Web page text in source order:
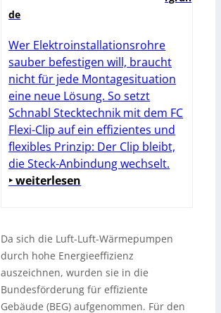
de
Wer Elektroinstallationsrohre
sauber befestigen will, braucht
nicht für jede Montagesituation
eine neue Lösung. So setzt
Schnabl Stecktechnik mit dem FC
Flexi-Clip auf ein effizientes und
flexibles Prinzip: Der Clip bleibt,
die Steck-Anbindung wechselt.
‣ weiterlesen
Da sich die Luft-Luft-Wärmepumpen
durch hohe Energieeffizienz
auszeichnen, wurden sie in die
Bundesförderung für effiziente
Gebäude (BEG) aufgenommen. Für den